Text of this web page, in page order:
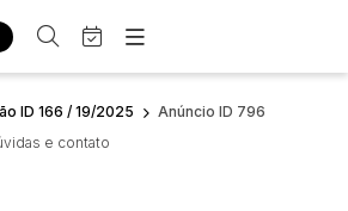
ID 166 / 19/2025
Anúncio ID 796
e contato